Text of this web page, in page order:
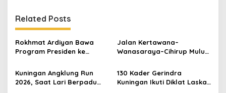
Related Posts
Rokhmat Ardiyan Bawa
Program Presiden ke
Listrik Gratis Disalurkan
Jalan Kertawana–
Wanasaraya–Cihirup Mulus,
Perjuangan Anggota DPR RI
Rokhmat Ardiyan
Kuningan Angklung Run
2026, Saat Lari Berpadu
130 Kader Gerindra
Kuningan Ikuti Diklat Laskar